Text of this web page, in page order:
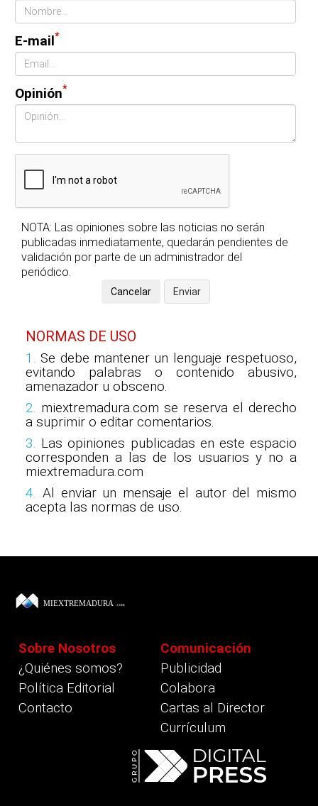
E-mail*
Opinión*
NOTA: Las opiniones sobre las noticias no serán
publicadas inmediatamente, quedarán pendientes de
validación por parte de un administrador del
periódico.
NORMAS DE USO
1.
Se debe mantener un lenguaje respetuoso,
evitando palabras o contenido abusivo,
amenazador u obsceno.
2.
miextremadura.com se reserva el derecho
a suprimir o editar comentarios.
3.
Las opiniones publicadas en este espacio
corresponden a las de los usuarios y no a
miextremadura.com
4.
Al enviar un mensaje el autor del mismo
acepta las normas de uso.
Sobre Nosotros
¿Quiénes somos?
Política Editorial
Contacto
Comunicación
Publicidad
Colabora
Cartas al Director
Currículum